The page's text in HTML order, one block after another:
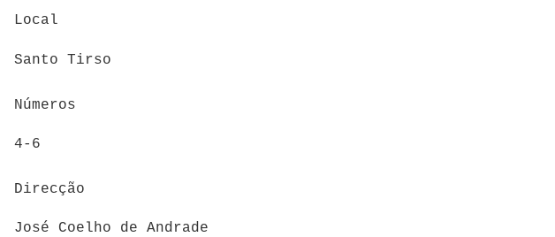
Local
Santo Tirso
Números
4-6
Direcção
José Coelho de Andrade